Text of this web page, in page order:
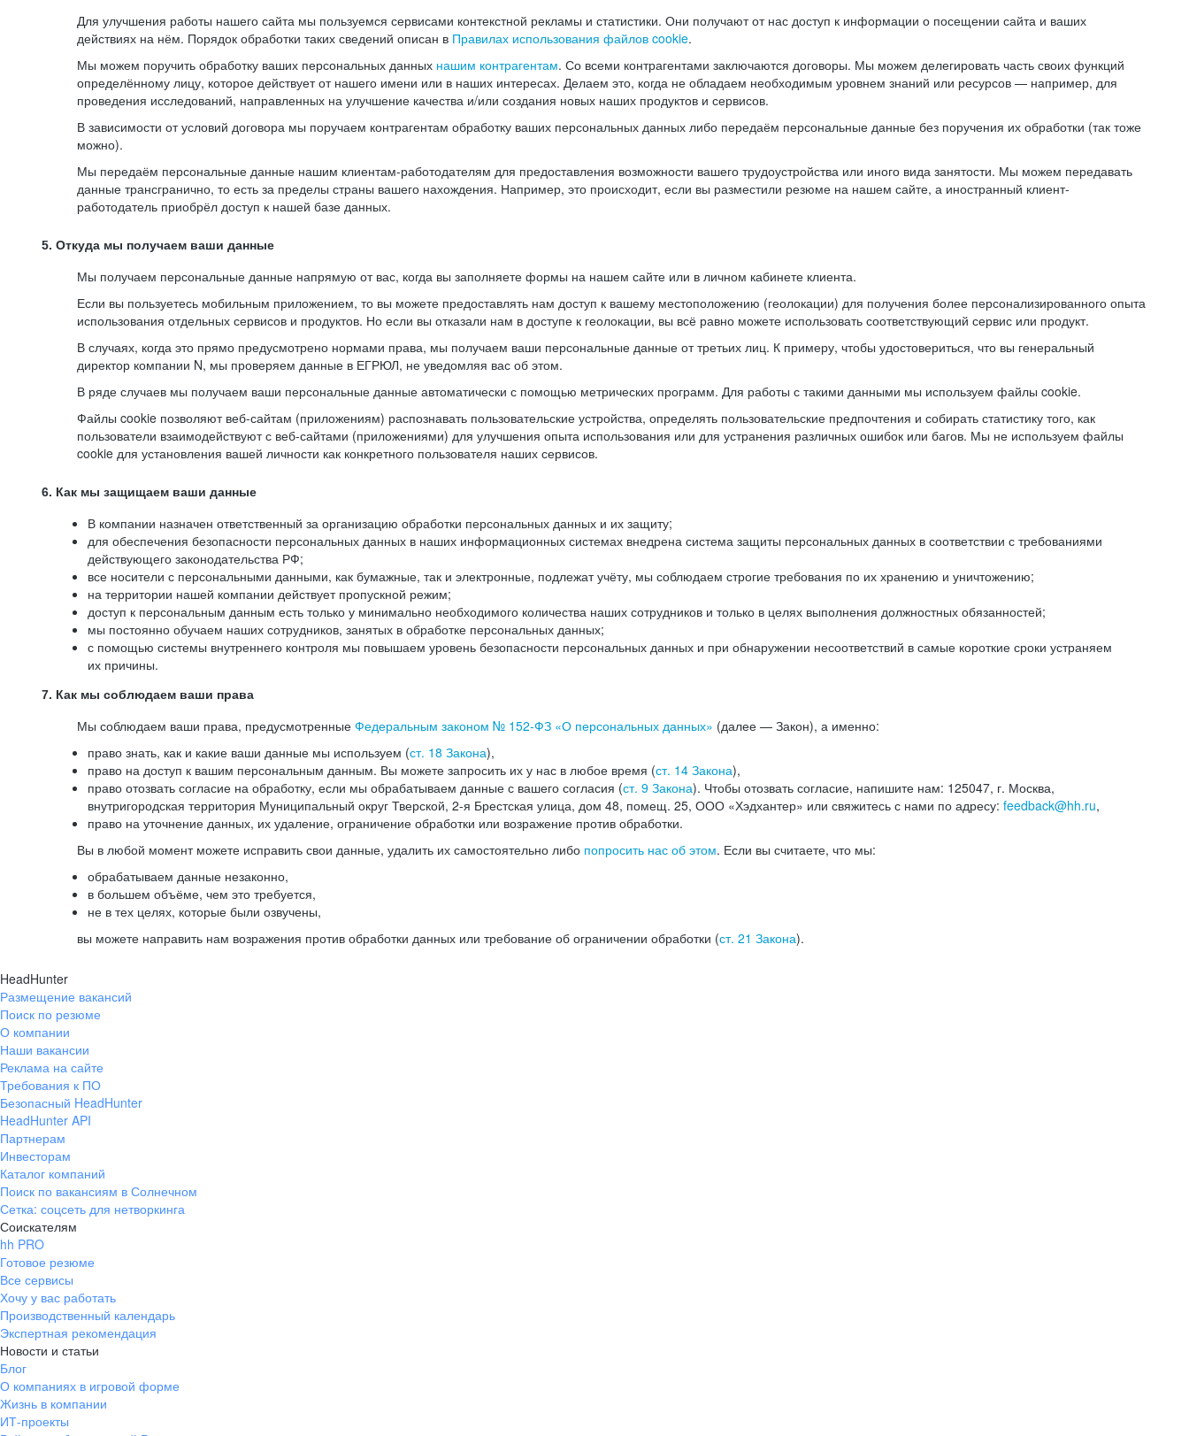
Для улучшения работы нашего сайта мы пользуемся сервисами контекстной рекламы и статистики. Они получают от нас доступ к информации о посещении сайта и ваших
действиях на нём. Порядок обработки таких сведений описан в Правилах использования файлов cookie.
Мы можем поручить обработку ваших персональных данных нашим контрагентам. Со всеми контрагентами заключаются договоры. Мы можем делегировать часть своих функций
определённому лицу, которое действует от нашего имени или в наших интересах. Делаем это, когда не обладаем необходимым уровнем знаний или ресурсов — например, для
проведения исследований, направленных на улучшение качества и/или создания новых наших продуктов и сервисов.
В зависимости от условий договора мы поручаем контрагентам обработку ваших персональных данных либо передаём персональные данные без поручения их обработки (так тоже
можно).
Мы передаём персональные данные нашим клиентам-работодателям для предоставления возможности вашего трудоустройства или иного вида занятости. Мы можем передавать
данные трансгранично, то есть за пределы страны вашего нахождения. Например, это происходит, если вы разместили резюме на нашем сайте, а иностранный клиент-
работодатель приобрёл доступ к нашей базе данных.
5. Откуда мы получаем ваши данные
Мы получаем персональные данные напрямую от вас, когда вы заполняете формы на нашем сайте или в личном кабинете клиента.
Если вы пользуетесь мобильным приложением, то вы можете предоставлять нам доступ к вашему местоположению (геолокации) для получения более персонализированного опыта
использования отдельных сервисов и продуктов. Но если вы отказали нам в доступе к геолокации, вы всё равно можете использовать соответствующий сервис или продукт.
В случаях, когда это прямо предусмотрено нормами права, мы получаем ваши персональные данные от третьих лиц. К примеру, чтобы удостовериться, что вы генеральный
директор компании N, мы проверяем данные в ЕГРЮЛ, не уведомляя вас об этом.
В ряде случаев мы получаем ваши персональные данные автоматически с помощью метрических программ. Для работы с такими данными мы используем файлы cookie.
Файлы cookie позволяют веб-сайтам (приложениям) распознавать пользовательские устройства, определять пользовательские предпочтения и собирать статистику того, как
пользователи взаимодействуют с веб-сайтами (приложениями) для улучшения опыта использования или для устранения различных ошибок или багов. Мы не используем файлы
cookie для установления вашей личности как конкретного пользователя наших сервисов.
6. Как мы защищаем ваши данные
В компании назначен ответственный за организацию обработки персональных данных и их защиту;
для обеспечения безопасности персональных данных в наших информационных системах внедрена система защиты персональных данных в соответствии с требованиями
действующего законодательства РФ;
все носители с персональными данными, как бумажные, так и электронные, подлежат учёту, мы соблюдаем строгие требования по их хранению и уничтожению;
на территории нашей компании действует пропускной режим;
доступ к персональным данным есть только у минимально необходимого количества наших сотрудников и только в целях выполнения должностных обязанностей;
мы постоянно обучаем наших сотрудников, занятых в обработке персональных данных;
с помощью системы внутреннего контроля мы повышаем уровень безопасности персональных данных и при обнаружении несоответствий в самые короткие сроки устраняем
их причины.
7. Как мы соблюдаем ваши права
Мы соблюдаем ваши права, предусмотренные Федеральным законом № 152-ФЗ «О персональных данных» (далее — Закон), а именно:
право знать, как и какие ваши данные мы используем (ст. 18 Закона),
право на доступ к вашим персональным данным. Вы можете запросить их у нас в любое время (ст. 14 Закона),
право отозвать согласие на обработку, если мы обрабатываем данные с вашего согласия (ст. 9 Закона). Чтобы отозвать согласие, напишите нам: 125047, г. Москва,
внутригородская территория Муниципальный округ Тверской, 2-я Брестская улица, дом 48, помещ. 25, ООО «Хэдхантер» или свяжитесь с нами по адресу: feedback@hh.ru,
право на уточнение данных, их удаление, ограничение обработки или возражение против обработки.
Вы в любой момент можете исправить свои данные, удалить их самостоятельно либо попросить нас об этом. Если вы считаете, что мы:
обрабатываем данные незаконно,
в большем объёме, чем это требуется,
не в тех целях, которые были озвучены,
вы можете направить нам возражения против обработки данных или требование об ограничении обработки (ст. 21 Закона).
HeadHunter
Размещение вакансий
Поиск по резюме
О компании
Наши вакансии
Реклама на сайте
Требования к ПО
Безопасный HeadHunter
HeadHunter API
Партнерам
Инвесторам
Каталог компаний
Поиск по вакансиям в Солнечном
Сетка: соцсеть для нетворкинга
Соискателям
hh PRO
Готовое резюме
Все сервисы
Хочу у вас работать
Производственный календарь
Экспертная рекомендация
Новости и статьи
Блог
О компаниях в игровой форме
Жизнь в компании
ИТ-проекты